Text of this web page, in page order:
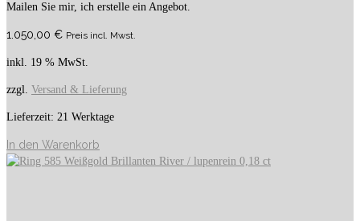
Mailen Sie mir, ich erstelle ein Angebot.
1.050,00 € Preis incl. Mwst.
inkl. 19 % MwSt.
zzgl. Versand & Lieferung
Lieferzeit: 21 Werktage
In den Warenkorb